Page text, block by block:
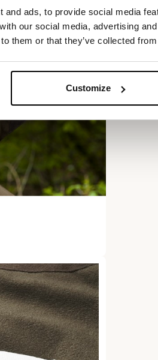
and ads, to provide social media
our social media, advertising
them or that they’ve collected
Customize